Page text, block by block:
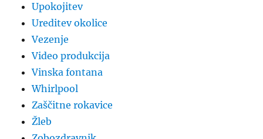
Upokojitev
Ureditev okolice
Vezenje
Video produkcija
Vinska fontana
Whirlpool
Zaščitne rokavice
Žleb